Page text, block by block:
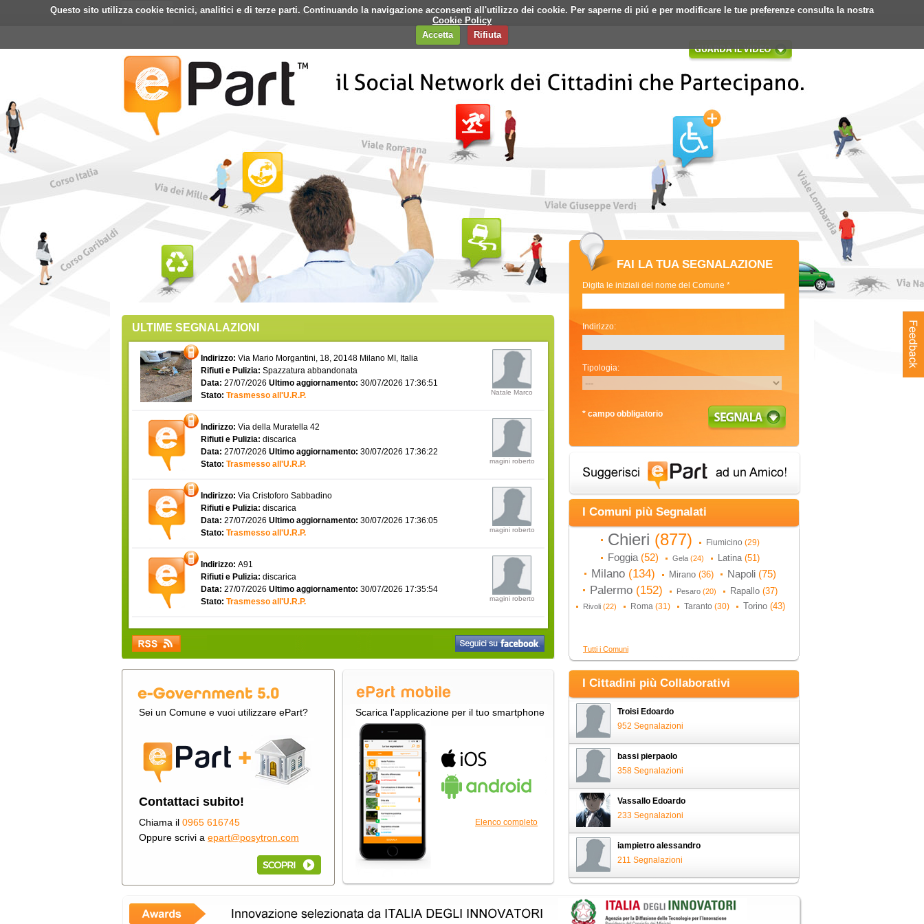
Questo sito utilizza cookie tecnici, analitici e di terze parti. Continuando la navigazione acconsenti all'utilizzo dei cookie. Per saperne di piú e per modificare le tue preferenze consulta la nostra
Cookie Policy
Accetta
Rifiuta
Home ePart Mobile Faq Contatti Banner Login Registrati
ULTIME SEGNALAZIONI
Indirizzo: Via Mario Morgantini, 18, 20148 Milano MI, Italia
Rifiuti e Pulizia: Spazzatura abbandonata
Data: 27/07/2026 Ultimo aggiornamento: 30/07/2026 17:36:51
Stato: Trasmesso all'U.R.P. Natale Marco
Indirizzo: Via della Muratella 42
Rifiuti e Pulizia: discarica
Data: 27/07/2026 Ultimo aggiornamento: 30/07/2026 17:36:22
Stato: Trasmesso all'U.R.P. magini roberto
Indirizzo: Via Cristoforo Sabbadino
Rifiuti e Pulizia: discarica
Data: 27/07/2026 Ultimo aggiornamento: 30/07/2026 17:36:05
Stato: Trasmesso all'U.R.P. magini roberto
Indirizzo: A91
Rifiuti e Pulizia: discarica
Data: 27/07/2026 Ultimo aggiornamento: 30/07/2026 17:35:54
Stato: Trasmesso all'U.R.P. magini roberto
Sei un Comune e vuoi utilizzare ePart?
Contattaci subito!
Chiama il 0965 616745
Oppure scrivi a epart@posytron.com
Scarica l'applicazione per il tuo smartphone
Elenco completo
FAI LA TUA SEGNALAZIONE
Digita le iniziali del nome del Comune *
Indirizzo:
Tipologia:
* campo obbligatorio
I Comuni più Segnalati
Chieri (877) Fiumicino (29)
Foggia (52) Gela (24) Latina (51)
Milano (134) Mirano (36) Napoli (75)
Palermo (152) Pesaro (20) Rapallo (37)
Rivoli (22) Roma (31) Taranto (30) Torino (43)
Tutti i Comuni
I Cittadini più Collaborativi
Troisi Edoardo
952 Segnalazioni
bassi pierpaolo
358 Segnalazioni
Vassallo Edoardo
233 Segnalazioni
iampietro alessandro
211 Segnalazioni